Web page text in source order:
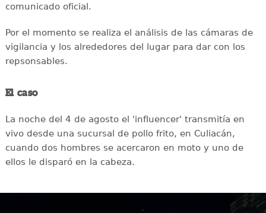
comunicado oficial.
Por el momento se realiza el análisis de las cámaras de
vigilancia y los alrededores del lugar para dar con los
repsonsables.
El caso
La noche del 4 de agosto el 'influencer' transmitía en
vivo desde una sucursal de pollo frito, en Culiacán,
cuando dos hombres se acercaron en moto y uno de
ellos le disparó en la cabeza.